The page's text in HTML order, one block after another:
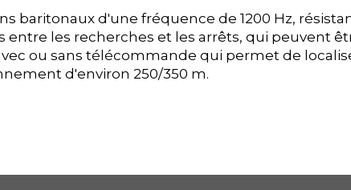
baritonaux d'une fréquence de 1200 Hz,
entre les recherches et les arrêts, qui peuvent
ou sans télécommande qui permet de
d'environ 250/350 m.